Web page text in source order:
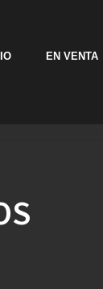
EN VENTA